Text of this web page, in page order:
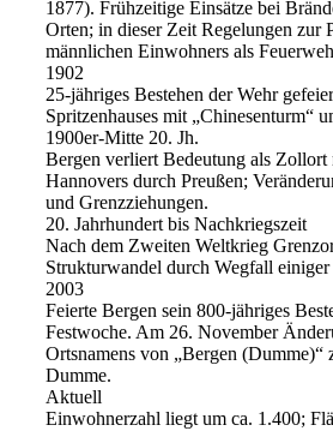
1877). Frühzeitige Einsätze bei
Orten; in dieser Zeit Regelungen zur
männlichen Einwohners als
1902
25‑jähriges Bestehen der Wehr
Spritzenhauses mit „Chinesenturm“
1900er‑Mitte 20. Jh.
Bergen verliert Bedeutung als Zollort
Hannovers durch Preußen;
und Grenzziehungen.
20. Jahrhundert bis Nachkriegszeit
Nach dem Zweiten Weltkrieg
Strukturwandel durch Wegfall
2003
Feierte Bergen sein 800‑jähriges
Festwoche. Am 26. November
Ortsnamens von „Bergen (Dumme)“
Dumme.
Aktuell
Einwohnerzahl liegt um ca. 1.400;